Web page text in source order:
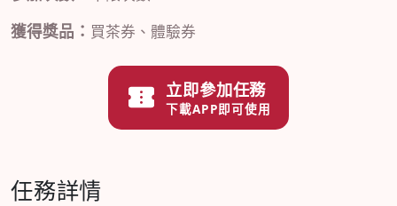
獲得獎品： 買茶券、體驗券
立即參加任務
下載APP即可使用
任務詳情